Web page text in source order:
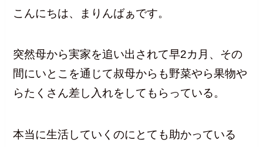
こんにちは、まりんばぁです。
突然母から実家を追い出されて早2カ月、その
間にいとこを通じて叔母からも野菜やら果物や
らたくさん差し入れをしてもらっている。
本当に生活していくのにとても助かっている